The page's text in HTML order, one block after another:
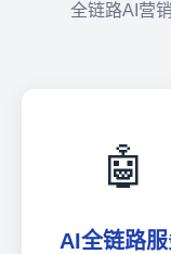
全链路AI营
🤖
AI全链路